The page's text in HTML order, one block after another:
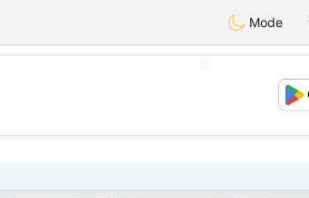
Mode